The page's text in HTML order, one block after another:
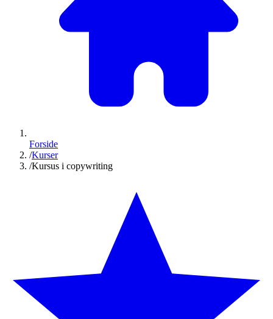
Forside
/Kurser
/Kursus i copywriting